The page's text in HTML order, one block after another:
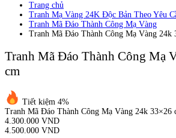
Trang chủ
Tranh Mạ Vàng 24K Độc Bản Theo Yêu
Tranh Mã Đáo Thành Công Mạ Vàng
Tranh Mã Đáo Thành Công Mạ Vàng 24k
Tranh Mã Đáo Thành Công Mạ
cm
Tiết kiệm 4%
Tranh Mã Đáo Thành Công Mạ Vàng 24k 33×26
4.300.000 VND
4.500.000 VND